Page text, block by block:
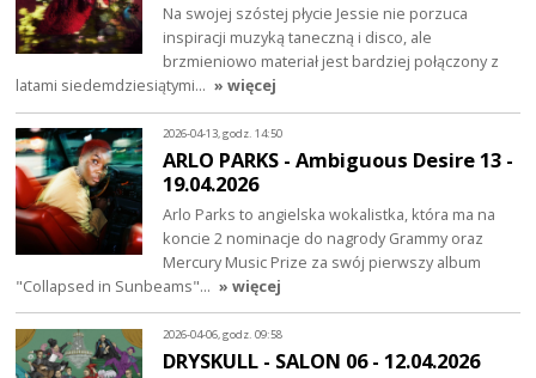
Na swojej szóstej płycie Jessie nie porzuca
inspiracji muzyką taneczną i disco, ale
brzmieniowo materiał jest bardziej połączony z
latami siedemdziesiątymi… » więcej
2026-04-13, godz. 14:50
ARLO PARKS - Ambiguous Desire 13 -
19.04.2026
Arlo Parks to angielska wokalistka, która ma na
koncie 2 nominacje do nagrody Grammy oraz
Mercury Music Prize za swój pierwszy album
"Collapsed in Sunbeams"… » więcej
2026-04-06, godz. 09:58
DRYSKULL - SALON 06 - 12.04.2026